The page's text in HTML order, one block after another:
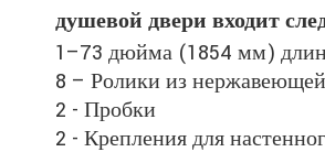
душевой двери входит
1–73 дюйма (1854 мм)
8 – Ролики из
2 - Пробки
2 - Крепления для